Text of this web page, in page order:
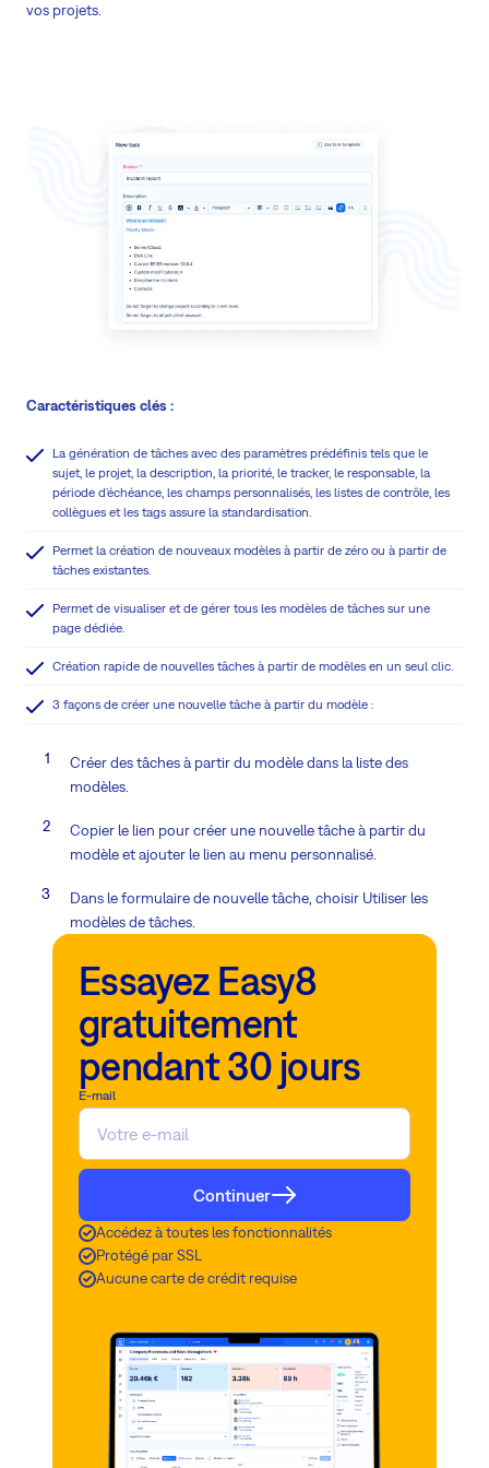
vos projets.
Caractéristiques clés :
La génération de tâches avec des paramètres prédéfinis tels que le
sujet, le projet, la description, la priorité, le tracker, le responsable, la
période d'échéance, les champs personnalisés, les listes de contrôle, les
collègues et les tags assure la standardisation.
Permet la création de nouveaux modèles à partir de zéro ou à partir de
tâches existantes.
Permet de visualiser et de gérer tous les modèles de tâches sur une
page dédiée.
Création rapide de nouvelles tâches à partir de modèles en un seul clic.
3 façons de créer une nouvelle tâche à partir du modèle :
Créer des tâches à partir du modèle dans la liste des
modèles.
Copier le lien pour créer une nouvelle tâche à partir du
modèle et ajouter le lien au menu personnalisé.
Dans le formulaire de nouvelle tâche, choisir Utiliser les
modèles de tâches.
Essayez Easy8
gratuitement
pendant 30 jours
E-mail
Continuer
Accédez à toutes les fonctionnalités
Protégé par SSL
Aucune carte de crédit requise